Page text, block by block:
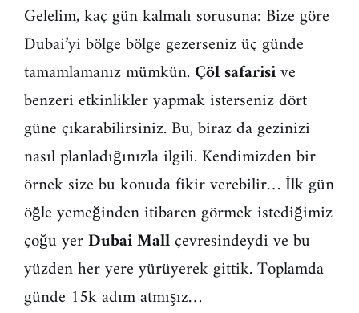
Gelelim, kaç gün kalmalı sorusuna: Bize göre
Dubai’yi bölge bölge gezerseniz üç günde
tamamlamanız mümkün.Çöl safarisive
benzeri etkinlikler yapmak isterseniz dört
güne çıkarabilirsiniz. Bu, biraz da gezinizi
nasıl planladığınızla ilgili. Kendimizden bir
örnek size bu konuda fikir verebilir… İlk gün
öğle yemeğinden itibaren görmek istediğimiz
çoğu yerDubai Mallçevresindeydi ve bu
yüzden her yere yürüyerek gittik. Toplamda
günde 15k adım atmışız…